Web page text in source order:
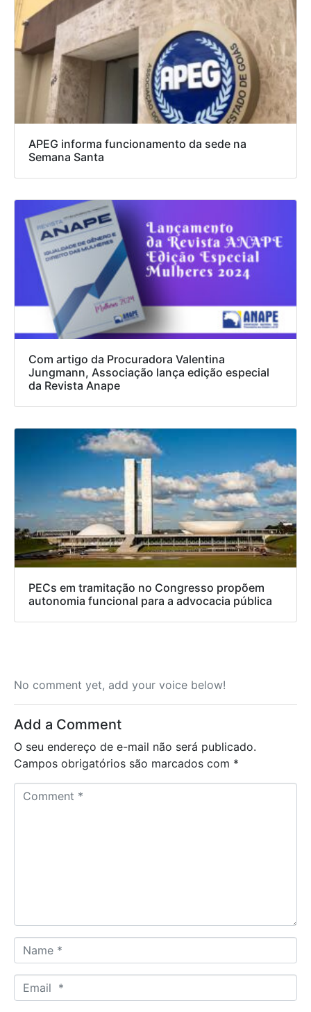
APEG informa funcionamento da sede na
Semana Santa
Com artigo da Procuradora Valentina
Jungmann, Associação lança edição especial
da Revista Anape
PECs em tramitação no Congresso propõem
autonomia funcional para a advocacia pública
No comment yet, add your voice below!
Add a Comment
O seu endereço de e-mail não será publicado.
Campos obrigatórios são marcados com *
a
m
m